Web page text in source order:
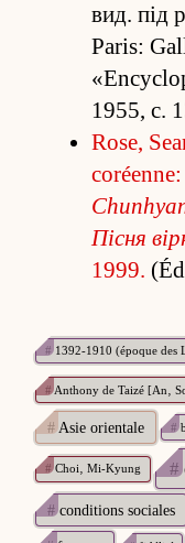
вид. під
Paris:
1955, с.
Rose,
Пісня
1999.
#1392-1910 (époque des
#Anthony de Taizé [An‚
#Asie orientale #
#Choi‚ Mi-Kyung #
#conditions sociales